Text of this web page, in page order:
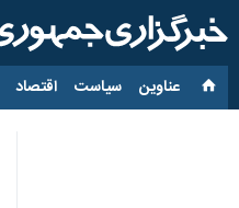
عناوین‌ سیاست اقتصاد